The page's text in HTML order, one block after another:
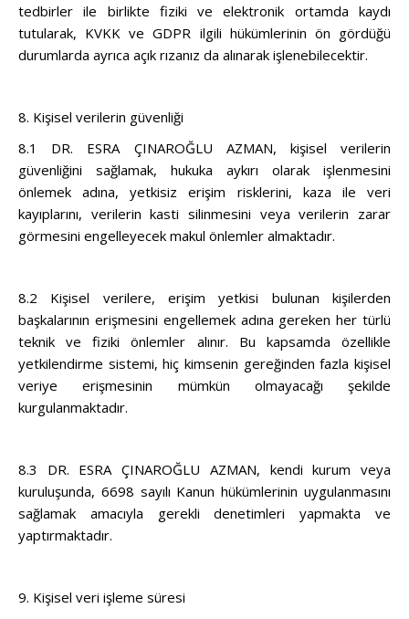
tedbirler ile birlikte fiziki ve elektronik ortamda kaydı
tutularak, KVKK ve GDPR ilgili hükümlerinin ön gördüğü
durumlarda ayrıca açık rızanız da alınarak işlenebilecektir.
8. Kişisel verilerin güvenliği
8.1 DR. ESRA ÇINAROĞLU AZMAN, kişisel verilerin
güvenliğini sağlamak, hukuka aykırı olarak işlenmesini
önlemek adına, yetkisiz erişim risklerini, kaza ile veri
kayıplarını, verilerin kasti silinmesini veya verilerin zarar
görmesini engelleyecek makul önlemler almaktadır.
8.2 Kişisel verilere, erişim yetkisi bulunan kişilerden
başkalarının erişmesini engellemek adına gereken her türlü
teknik ve fiziki önlemler alınır. Bu kapsamda özellikle
yetkilendirme sistemi, hiç kimsenin gereğinden fazla kişisel
veriye erişmesinin mümkün olmayacağı şekilde
kurgulanmaktadır.
8.3 DR. ESRA ÇINAROĞLU AZMAN, kendi kurum veya
kuruluşunda, 6698 sayılı Kanun hükümlerinin uygulanmasını
sağlamak amacıyla gerekli denetimleri yapmakta ve
yaptırmaktadır.
9. Kişisel veri işleme süresi